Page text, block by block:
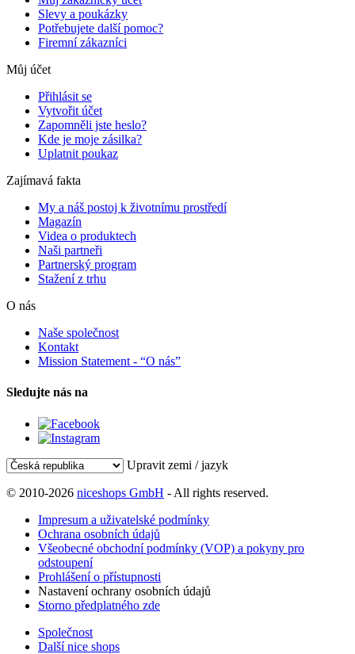
Slevy a poukázky
Potřebujete další pomoc?
Firemní zákazníci
Můj účet
Přihlásit se
Vytvořit účet
Zapomněli jste heslo?
Kde je moje zásilka?
Uplatnit poukaz
Zajímavá fakta
My a náš postoj k životnímu prostředí
Magazín
Videa o produktech
Naši partneři
Partnerský program
Stažení z trhu
O nás
Naše společnost
Kontakt
Mission Statement - “O nás”
Sledujte nás na
Upravit zemi / jazyk
© 2010-2026 niceshops GmbH - All rights reserved.
Impresum a uživatelské podmínky
Ochrana osobních údajů
Všeobecné obchodní podmínky (VOP) a pokyny pro
odstoupení
Prohlášení o přístupnosti
Nastavení ochrany osobních údajů
Storno předplatného zde
Společnost
Další nice shops